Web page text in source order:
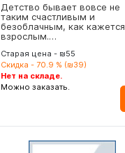
Детство бывает вовсе не
таким счастливым и
безоблачным, как кажется
взрослым.…
Старая цена - ₪55
Скидка - 70.9 % (₪39)
Нет на складе.
Можно заказать.